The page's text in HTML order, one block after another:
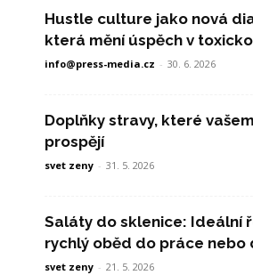
Hustle culture jako nová
která mění úspěch v
info@press-media.cz - 30. 6. 2026
Doplňky stravy, které
prospějí
svet zeny - 31. 5. 2026
Saláty do sklenice: Ideální
rychlý oběd do práce nebo
svet zeny - 21. 5. 2026